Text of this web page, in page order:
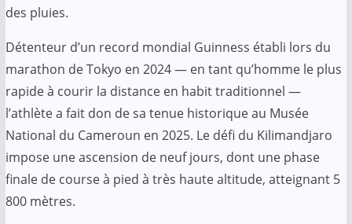
des pluies.
Détenteur d’un record mondial Guinness établi lors du
marathon de Tokyo en 2024 — en tant qu’homme le plus
rapide à courir la distance en habit traditionnel —
l’athlète a fait don de sa tenue historique au Musée
National du Cameroun en 2025. Le défi du Kilimandjaro
impose une ascension de neuf jours, dont une phase
finale de course à pied à très haute altitude, atteignant 5
800 mètres.